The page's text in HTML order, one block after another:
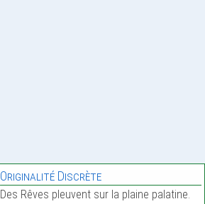
Originalité Discrète
Des Rêves pleuvent sur la plaine palatine.